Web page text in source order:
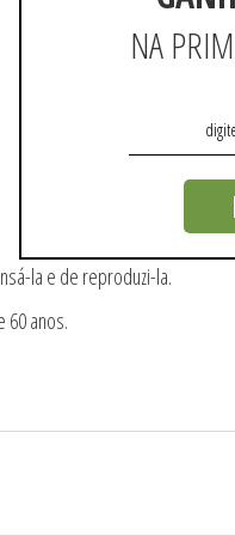
la e de reproduzi-la.
60 anos.
NA